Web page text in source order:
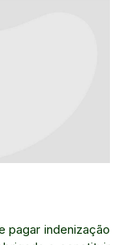
pagar indenização